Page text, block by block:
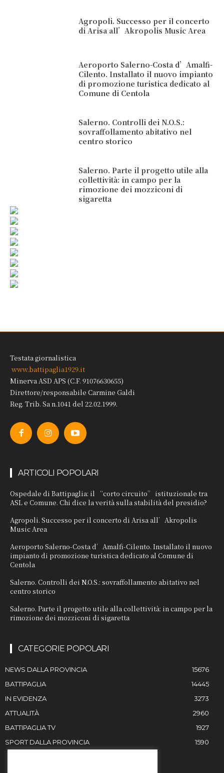
Agropoli. Successo per il concerto
di Arisa all’Akropolis Music Area
Aeroporto Salerno-Costa d’Amalfi-
Cilento. Installato il nuovo impianto
di promozione turistica dedicato al
Comune di Centola
Salerno. Controlli dei N.O.S.:
sovraffollamento abitativo nel
centro storico
Salerno. Parte il progetto utile alla
collettività: in campo per la
rimozione dei mozziconi di
sigaretta
Testata giornalistica
www.battipaglia1929.it
Minerva ASD APS (C.F. 91076630655)
Direttore/responsabile Carmine Galdi
Reg. Trib. Sa n.1041 del 22.02.1999.
ARTICOLI POPOLARI
Ospedale di Battipaglia: il “corto circuito” istituzionale tra
ASL e Comune. Chi dice la verità sulla stabilità del presidio?
Agropoli. Successo per il concerto di Arisa all’Akropolis
Music Area
Aeroporto Salerno-Costa d’Amalfi-Cilento. Installato il nuovo
impianto di promozione turistica dedicato al Comune di
Centola
Salerno. Controlli dei N.O.S.: sovraffollamento abitativo nel
centro storico
Salerno. Parte il progetto utile alla collettività: in campo per la
rimozione dei mozziconi di sigaretta
CATEGORIE POPOLARI
NEWS DALLA PROVINCIA
15676
BATTIPAGLIA
14445
IN EVIDENZA
3273
ATTUALITÀ
2960
BATTIPAGLIA TV
1927
SPORT DALLA PROVINCIA
1590